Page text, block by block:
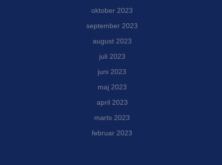
oktober 2023
september 2023
august 2023
juli 2023
juni 2023
maj 2023
april 2023
marts 2023
februar 2023